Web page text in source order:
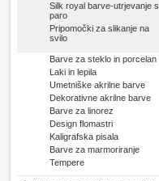
Silk royal barve-utrjevanje s
paro
Pripomočki za slikanje na
svilo
Barve za steklo in porcelan
Laki in lepila
Umetniške akrilne barve
Dekorativne akrilne barve
Barve za linorez
Design flomastri
Kaligrafska pisala
Barve za marmoriranje
Tempere